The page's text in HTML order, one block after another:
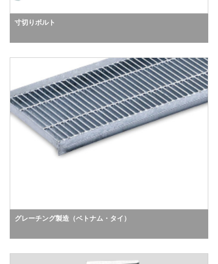
寸切りボルト
グレーチング製造（ベトナム・タイ）